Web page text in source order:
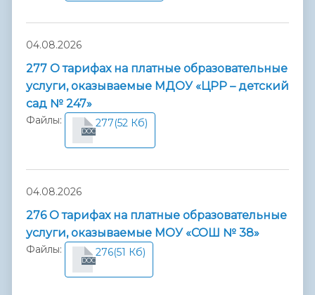
04.08.2026
277 О тарифах на платные образовательные
услуги, оказываемые МДОУ «ЦРР – детский
сад № 247»
Файлы:
DOC
277(52 Кб)
04.08.2026
276 О тарифах на платные образовательные
услуги, оказываемые МОУ «СОШ № 38»
Файлы:
DOC
276(51 Кб)